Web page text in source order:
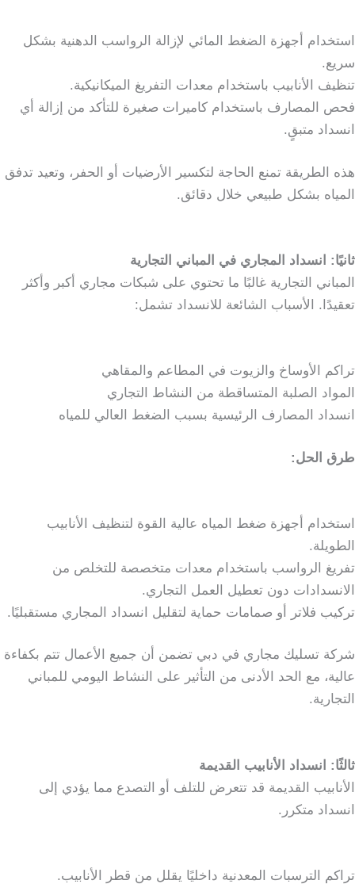
استخدام أجهزة الضغط المائي لإزالة الرواسب الدهنية بشكل
سريع.
تنظيف الأنابيب باستخدام معدات التفريغ الميكانيكية.
فحص المصارف باستخدام كاميرات صغيرة للتأكد من إزالة أي
انسداد متبقٍ.
هذه الطريقة تمنع الحاجة لتكسير الأرضيات أو الحفر، وتعيد تدفق
المياه بشكل طبيعي خلال دقائق.
ثانيًا: انسداد المجاري في المباني التجارية
المباني التجارية غالبًا ما تحتوي على شبكات مجاري أكبر وأكثر
تعقيدًا. الأسباب الشائعة للانسداد تشمل:
تراكم الأوساخ والزيوت في المطاعم والمقاهي
المواد الصلبة المتساقطة من النشاط التجاري
انسداد المصارف الرئيسية بسبب الضغط العالي للمياه
طرق الحل:
استخدام أجهزة ضغط المياه عالية القوة لتنظيف الأنابيب
الطويلة.
تفريغ الرواسب باستخدام معدات متخصصة للتخلص من
الانسدادات دون تعطيل العمل التجاري.
تركيب فلاتر أو صمامات حماية لتقليل انسداد المجاري مستقبليًا.
شركة تسليك مجاري في دبي تضمن أن جميع الأعمال تتم بكفاءة
عالية، مع الحد الأدنى من التأثير على النشاط اليومي للمباني
التجارية.
ثالثًا: انسداد الأنابيب القديمة
الأنابيب القديمة قد تتعرض للتلف أو التصدع مما يؤدي إلى
انسداد متكرر.
تراكم الترسبات المعدنية داخليًا يقلل من قطر الأنابيب.